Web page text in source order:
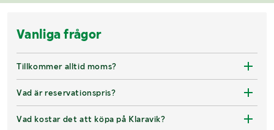
Vanliga frågor
Tillkommer alltid moms?
Vad är reservationspris?
Vad kostar det att köpa på Klaravik?